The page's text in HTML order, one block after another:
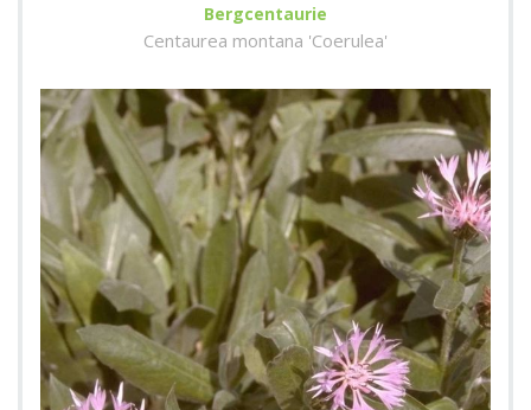
Bergcentaurie
Centaurea montana 'Coerulea'